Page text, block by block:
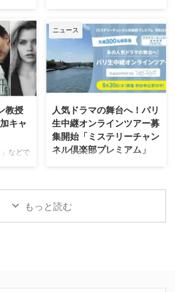
…
溢れる友人グループを描く話題
作。過酷なハリウッドで成功 …
査ドラ
リ犯罪
ーズン
、アク
29日
放送さ
わせ、
ラクタ
別企画
クショ
連続で
エリ
『プロ
の捜査
ワーナー・ブラザース・テレビジ
ードラマの金字塔『ギルモア・ガ
ールズ』を振り返る初の公式ドキ
ュメンタリー映画を制作中である
ことが明らかになった。2000年
から2007年にかけて放送され、
いまなお絶大な人気を誇る本作。
初放送から25年以上を経て誕生
する今作は、HBO Maxにて配信
される予定だ。監督を務めるの
は、ドキュメンタリー映画『ある
アスリートの告発』で高い評価を
を、新たな角度から解き明かして
教授
キャ
」などで
ークレ
いること
した通
ニュース
人気ドラマの舞台へ！パリ
生中継オンラインツアー募
集開始「ミステリーチャン
ネル倶楽部プレミアム」
日本唯一のミステリードラマ専門
ル」は、現地体験型アクティビテ
ィ専門予約サイト「ベルトラ」特
別協力のもと、8月20日（木）19
時よりパリ生中継オンラインツア
もっと読む